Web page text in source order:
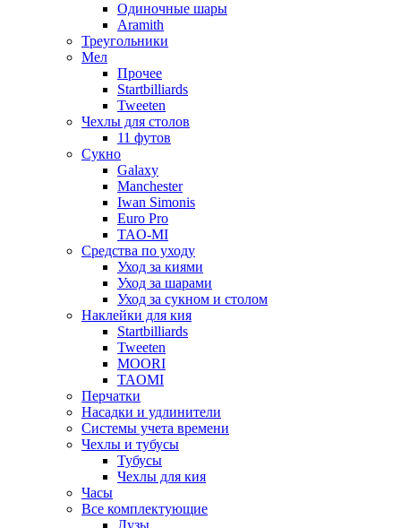
Одиночные шары
Aramith
Треугольники
Мел
Прочее
Startbilliards
Tweeten
Чехлы для столов
11 футов
Сукно
Galaxy
Manchester
Iwan Simonis
Euro Pro
TAO-MI
Средства по уходу
Уход за киями
Уход за шарами
Уход за сукном и столом
Наклейки для кия
Startbilliards
Tweeten
MOORI
TAOMI
Перчатки
Насадки и удлинители
Системы учета времени
Чехлы и тубусы
Тубусы
Чехлы для кия
Часы
Все комплектующие
Лузы